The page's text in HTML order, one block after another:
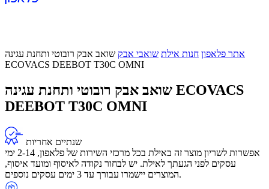
אתר פלאפון חנות אילת שואבי אבק שואב אבק רובוטי ותחנת עגינה
ECOVACS DEEBOT T30C OMNI
שואב אבק רובוטי ותחנת עגינה ECOVACS
DEEBOT T30C OMNI
שנתיים אחריות
אפשרות לשריון מוצר זה באילת בכל מרכזי השירות של פלאפון, 2-14 ימי
עסקים לפני הגעתך לאילת. יש לבחור נקודה לאיסוף ומועד איסוף,
המוצרים יישמרו עבורך עד 3 ימים עסקים נוספים.